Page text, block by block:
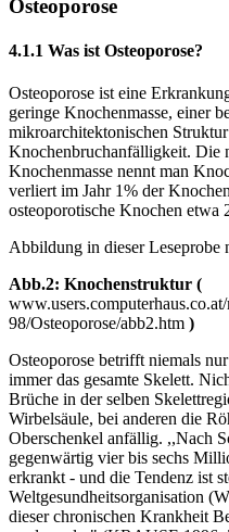
Osteoporose
4.1.1 Was ist Osteoporose?
Osteoporose ist eine
geringe Knochenmasse, einer
mikroarchitektonischen
Knochenbruchanfälligkeit. Die
Knochenmasse nennt man
verliert im Jahr 1% der
osteoporotische Knochen etwa
Abbildung in dieser Leseprobe
Abb.2: Knochenstruktur (
98/Osteoporose/abb2.htm )
Osteoporose betrifft niemals
immer das gesamte Skelett.
Brüche in der selben
Wirbelsäule, bei anderen die
Oberschenkel anfällig. ,,Nach
gegenwärtig vier bis sechs
erkrankt - und die Tendenz ist
Weltgesundheitsorganisation
dieser chronischen Krankheit